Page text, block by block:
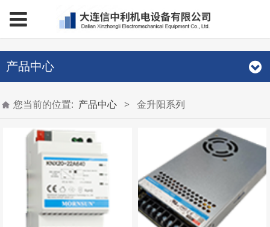
产品中心
您当前的位置: 产品中心 > 金升阳系列